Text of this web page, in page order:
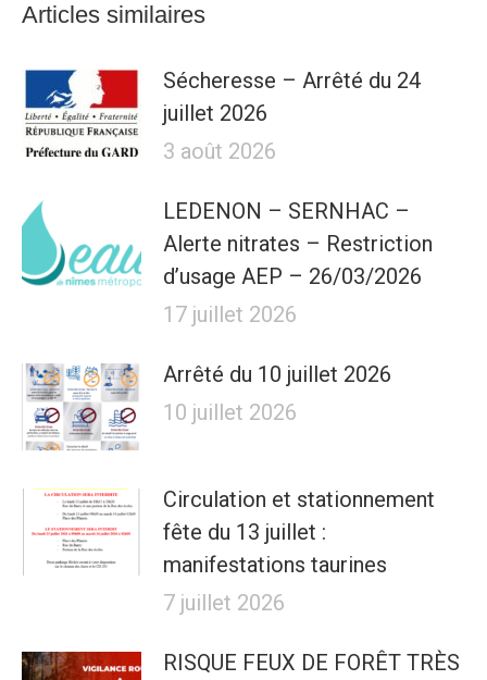
Articles similaires
Sécheresse – Arrêté du 24
juillet 2026
3 août 2026
LEDENON – SERNHAC –
Alerte nitrates – Restriction
d’usage AEP – 26/03/2026
17 juillet 2026
Arrêté du 10 juillet 2026
10 juillet 2026
Circulation et stationnement
fête du 13 juillet :
manifestations taurines
7 juillet 2026
RISQUE FEUX DE FORÊT TRÈS